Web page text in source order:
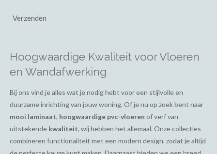
Verzenden
Hoogwaardige Kwaliteit voor Vloeren
en Wandafwerking
Bij ons vind je alles wat je nodig hebt voor een stijlvolle en
duurzame inrichting van jouw woning. Of je nu op zoek bent naar
mooi laminaat, hoogwaardige pvc-vloeren of verf van
uitstekende kwaliteit, wij hebben het allemaal. Onze collecties
combineren functionaliteit met een modern design, zodat je altijd